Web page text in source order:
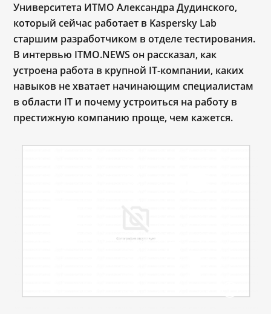
Университета ИТМО Александра Дудинского,
который сейчас работает в Kaspersky Lab
старшим разработчиком в отделе тестирования.
В интервью ITMO.NEWS он рассказал, как
устроена работа в крупной IT-компании, каких
навыков не хватает начинающим специалистам
в области IT и почему устроиться на работу в
престижную компанию проще, чем кажется.